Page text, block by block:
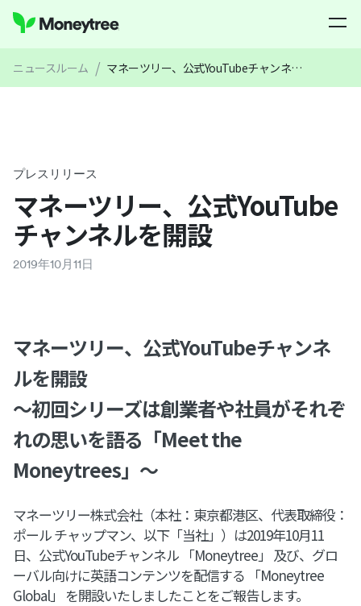
ニュースルーム / マネーツリー、公式YouTubeチャンネルを開設
プレスリリース
マネーツリー、公式YouTube
チャンネルを開設
2019年10月11日
マネーツリー、公式YouTubeチャンネ
ルを開設
〜初回シリーズは創業者や社員がそれぞ
れの思いを語る「Meet the
Moneytrees」〜
マネーツリー株式会社（本社：東京都港区、代表取締役：
ポール チャップマン、以下「当社」）は2019年10月11
日、公式YouTubeチャンネル 「Moneytree」 及び、グロ
ーバル向けに英語コンテンツを配信する 「Moneytree
Global」 を開設いたしましたことをご報告します。